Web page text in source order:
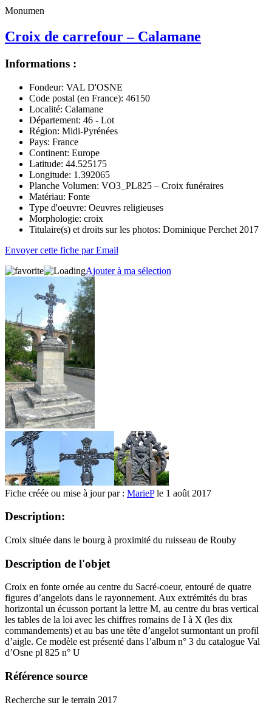
Monumen
Croix de carrefour – Calamane
Informations :
Fondeur: VAL D'OSNE
Code postal (en France): 46150
Localité: Calamane
Département: 46 - Lot
Région: Midi-Pyrénées
Pays: France
Continent: Europe
Latitude: 44.525175
Longitude: 1.392065
Planche Volumen: VO3_PL825 – Croix funéraires
Matériau: Fonte
Type d'oeuvre: Oeuvres religieuses
Morphologie: croix
Titulaire(s) et droits sur les photos: Dominique Perchet 2017
Envoyer cette fiche par Email
Ajouter à ma sélection
Fiche créée ou mise à jour par : MariePle 1 août 2017
Description:
Croix située dans le bourg à proximité du ruisseau de Rouby
Description de l'objet
Croix en fonte ornée au centre du Sacré-coeur, entouré de quatre
figures d’angelots dans le rayonnement. Aux extrémités du bras
horizontal un écusson portant la lettre M, au centre du bras vertical
les tables de la loi avec les chiffres romains de I à X (les dix
commandements) et au bas une tête d’angelot surmontant un profil
d’aigle. Ce modèle est présenté dans l’album n° 3 du catalogue Val
d’Osne pl 825 n° U
Référence source
Recherche sur le terrain 2017